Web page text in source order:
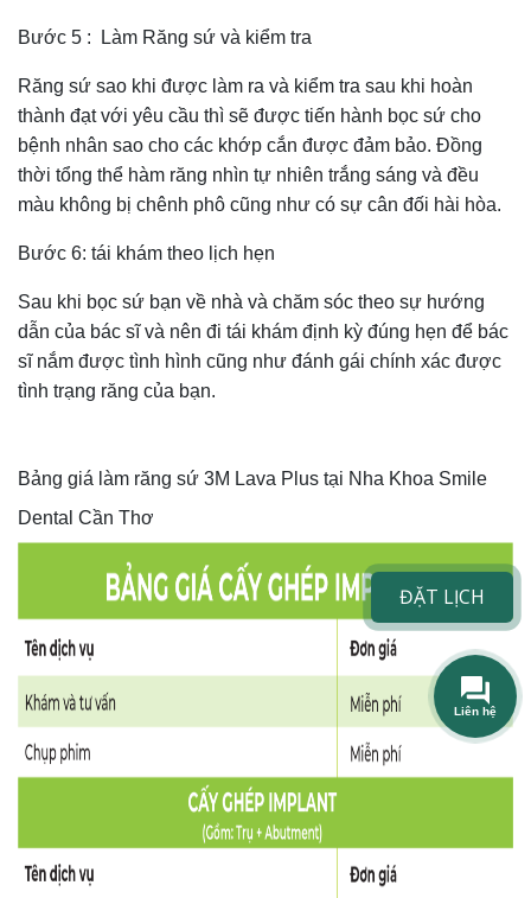
Bước 5 : Làm Răng sứ và kiểm tra
Răng sứ sao khi được làm ra và kiểm tra sau khi hoàn
thành đạt với yêu cầu thì sẽ được tiến hành bọc sứ cho
bệnh nhân sao cho các khớp cắn được đảm bảo. Đồng
thời tổng thể hàm răng nhìn tự nhiên trắng sáng và đều
màu không bị chênh phô cũng như có sự cân đối hài hòa.
Bước 6: tái khám theo lịch hẹn
Sau khi bọc sứ bạn về nhà và chăm sóc theo sự hướng
dẫn của bác sĩ và nên đi tái khám định kỳ đúng hẹn để bác
sĩ nắm được tình hình cũng như đánh gái chính xác được
tình trạng răng của bạn.
Bảng giá làm răng sứ 3M Lava Plus tại Nha Khoa Smile
Dental Cần Thơ
ĐẶT LỊCH